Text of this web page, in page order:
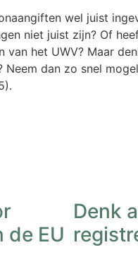
wel juist
niet juist zijn? Of
van het UWV? Maar
Neem dan zo snel
de EU
Denk